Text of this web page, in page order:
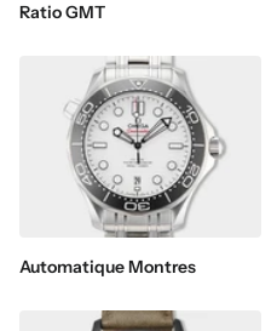
Ratio GMT
Automatique Montres